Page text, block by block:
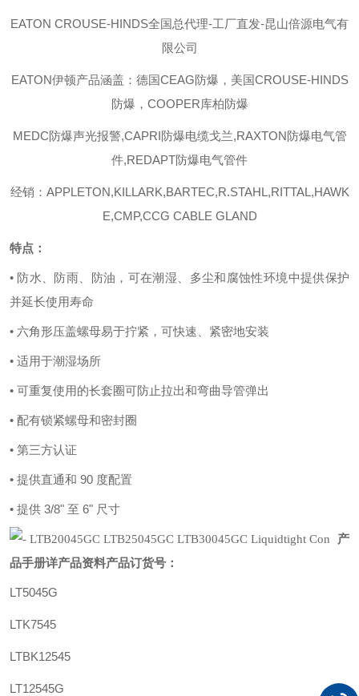
EATON CROUSE-HINDS全国总代理-工厂直发-昆山倍源电气有
限公司
EATON伊顿产品涵盖：德国CEAG防爆，美国CROUSE-HINDS
防爆，COOPER库柏防爆
MEDC防爆声光报警,CAPRI防爆电缆戈兰,RAXTON防爆电气管
件,REDAPT防爆电气管件
经销： APPLETON,KILLARK,BARTEC,R.STAHL,RITTAL,HAWK
E,CMP,CCG CABLE GLAND
特点：
• 防水、防雨、防油，可在潮湿、多尘和腐蚀性环境中提供保护
并延长使用寿命
• 六角形压盖螺母易于拧紧，可快速、紧密地安装
• 适用于潮湿场所
• 可重复使用的长套圈可防止拉出和弯曲导管弹出
• 配有锁紧螺母和密封圈
• 第三方认证
• 提供直通和 90 度配置
• 提供 3/8" 至 6" 尺寸
产
品手册详产品资料产品订货号：
LT5045G
LTK7545
LTBK12545
LT12545G